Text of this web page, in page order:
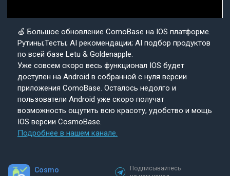
🍏 Большое обновление ComoBase на IOS платформе.
Рутины;Тесты; AI рекомендации; AI подбор продуктов
по всей базе Letu & Goldenapple.
Уже совсем скоро весь функционал IOS будет
доступен на Android в собранной с нуля версии
приложения ComoBase. Осталось недолго и
пользователи Android уже скоро получат
возможность ощутить всю красоту, удобство и мощь
IOS версии CosmoBase.
Подробнее в нашем канале.
Cosmo
Подписывайтесь